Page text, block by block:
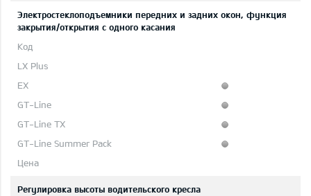
Электростеклоподъемники передних и задних окон, функция
закрытия/открытия с одного касания
Регулировка высоты водительского кресла